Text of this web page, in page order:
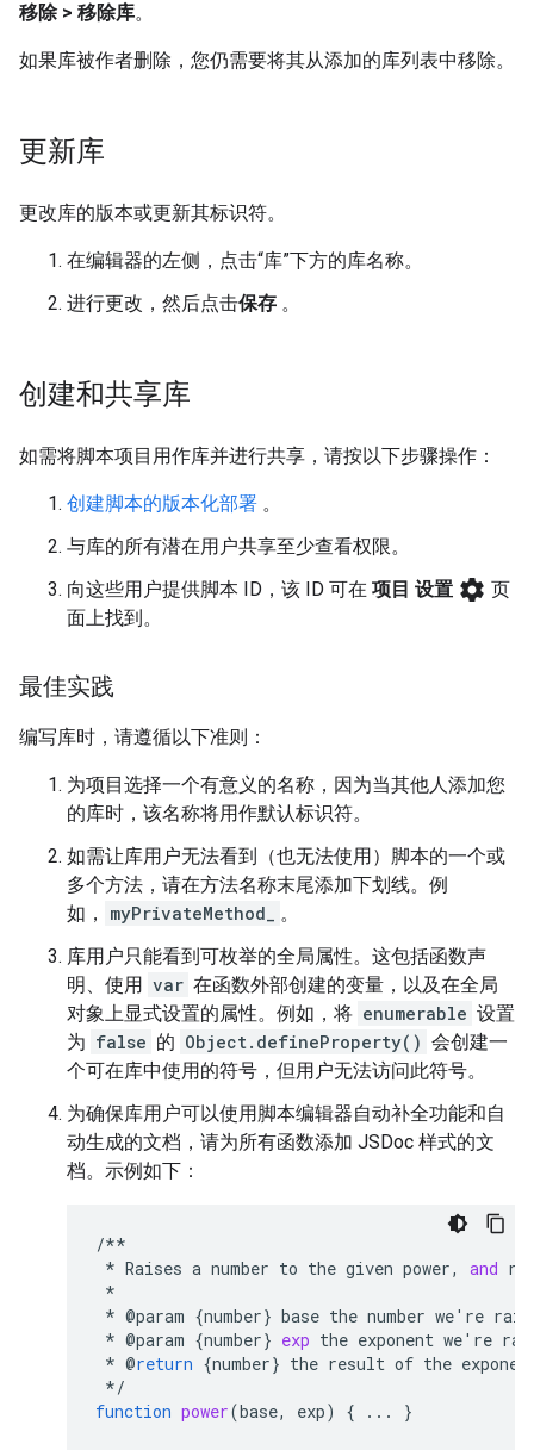
移除 > 移除库。
如果库被作者删除，您仍需要将其从添加的库列表中移除。
更新库
更改库的版本或更新其标识符。
在编辑器的左侧，点击“库”下方的库名称。
进行更改，然后点击保存 。
创建和共享库
如需将脚本项目用作库并进行共享，请按以下步骤操作：
创建脚本的版本化部署 。
与库的所有潜在用户共享至少查看权限。
向这些用户提供脚本 ID，该 ID 可在 项目 设置 settings 页
面上找到。
最佳实践
编写库时，请遵循以下准则：
为项目选择一个有意义的名称，因为当其他人添加您
的库时，该名称将用作默认标识符。
如需让库用户无法看到（也无法使用）脚本的一个或
多个方法，请在方法名称末尾添加下划线。例
如，
myPrivateMethod_
。
库用户只能看到可枚举的全局属性。这包括函数声
明、使用 var 在函数外部创建的变量，以及在全局
对象上显式设置的属性。例如，将 enumerable 设置
为 false 的 Object.defineProperty() 会创建一
个可在库中使用的符号，但用户无法访问此符号。
为确保库用户可以使用脚本编辑器自动补全功能和自
动生成的文档，请为所有函数添加 JSDoc 样式的文
档。示例如下：
/**
* Raises a number to the given power, and
*
* @param {number} base the number we' re
* @param {number} exp the exponent we' re
* @return {number} the result of the
*/
function power(base, exp) { ... }